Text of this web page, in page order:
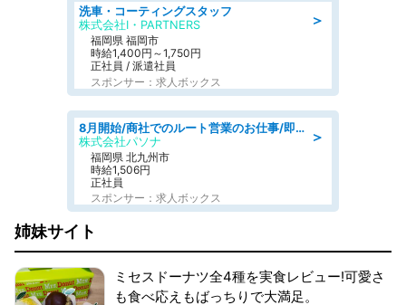
＞
洗車・コーティングスタッフ
株式会社I・PARTNERS
福岡県 福岡市
時給1,400円～1,750円
正社員 / 派遣社員
スポンサー：求人ボックス
＞
8月開始/商社でのルート営業のお仕事/即日勤務可/車通勤可/営業
株式会社パソナ
福岡県 北九州市
時給1,506円
正社員
スポンサー：求人ボックス
姉妹サイト
ミセスドーナツ全4種を実食レビュー!可愛さ
も食べ応えもばっちりで大満足。